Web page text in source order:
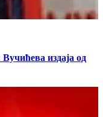
издаја од